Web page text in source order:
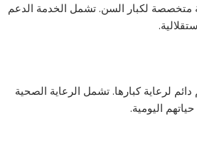
متخصصة لكبار السن. تشمل الخدمة الدعم
لرعاية كبارها. تشمل الرعاية الصحية
اليومية.